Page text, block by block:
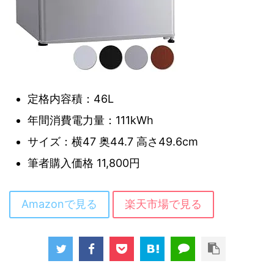
定格内容積：46L
年間消費電力量：111kWh
サイズ：横47 奥44.7 高さ49.6cm
筆者購入価格 11,800円
Amazonで見る 楽天市場で見る